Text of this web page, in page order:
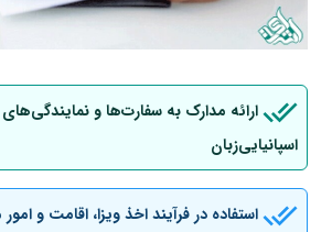
ارائه مدارک به سفارت‌ها و
اسپانیایی‌زبان
استفاده در فرآیند اخذ ویزا، اقامت و